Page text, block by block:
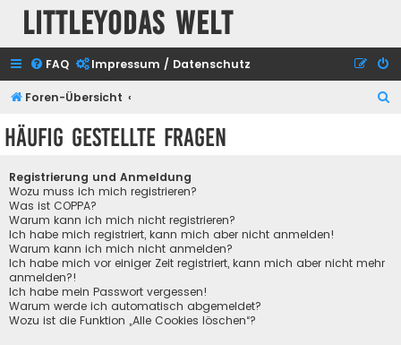
Littleyodas Welt
FAQ Impressum / Datenschutz
Foren-Übersicht
Häufig gestellte Fragen
Registrierung und Anmeldung
Wozu muss ich mich registrieren?
Was ist COPPA?
Warum kann ich mich nicht registrieren?
Ich habe mich registriert, kann mich aber nicht anmelden!
Warum kann ich mich nicht anmelden?
Ich habe mich vor einiger Zeit registriert, kann mich aber nicht mehr
anmelden?!
Ich habe mein Passwort vergessen!
Warum werde ich automatisch abgemeldet?
Wozu ist die Funktion „Alle Cookies löschen“?